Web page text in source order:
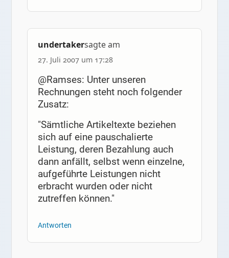
undertakersagte am
27. Juli 2007 um 17:28
@Ramses: Unter unseren
Rechnungen steht noch folgender
Zusatz:
"Sämtliche Artikeltexte beziehen
sich auf eine pauschalierte
Leistung, deren Bezahlung auch
dann anfällt, selbst wenn einzelne,
aufgeführte Leistungen nicht
erbracht wurden oder nicht
zutreffen können."
Antworten